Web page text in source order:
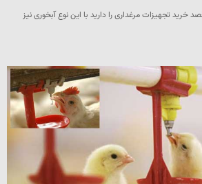
تجهیزات مرغداری را دارید با این نوع آبخوری نیز